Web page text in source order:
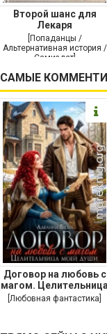
Второй шанс для
Лекаря
[Попаданцы /
Альтернативная история /
Самиздат]
САМЫЕ
Договор на любовь с
магом.
моей души
[Любовная фантастика]